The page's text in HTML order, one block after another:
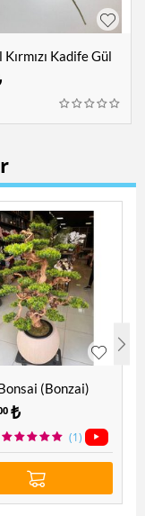
Kırmızı Kadife Gül
(Bonzai)
Mt
₺
(1)